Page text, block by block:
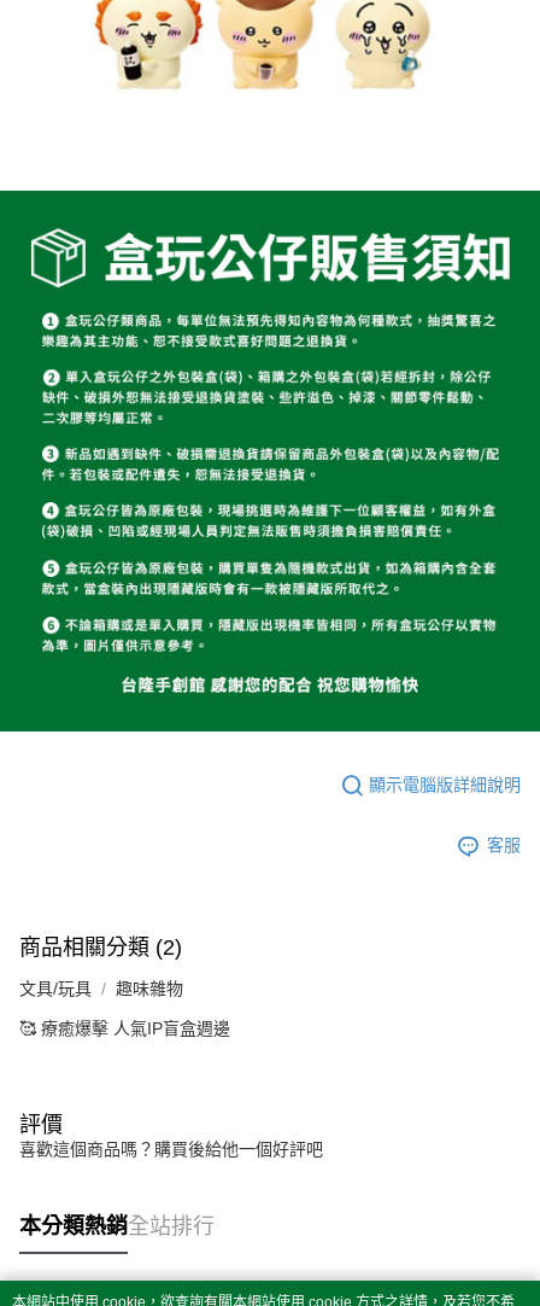
「AFTEE先享後付」，若未經同意申辦者引起之損失，本公司不負相關責
４．使用「AFTEE先享後付」時，將依據個別帳號之用戶狀況，依本公司即
時審查核予不同之上限額度；若仍有額度不足之情形，本公司將視審查結果
顯示電腦版詳細說明
客服
商品相關分類 (2)
文具/玩具 趣味雜物
🥰 療癒爆擊 人氣IP盲盒週邊
評價
喜歡這個商品嗎？購買後給他一個好評吧
本分類熱銷全站排行
本網站中使用 cookie，欲查詢有關本網站使用 cookie 方式之詳情，及若您不希